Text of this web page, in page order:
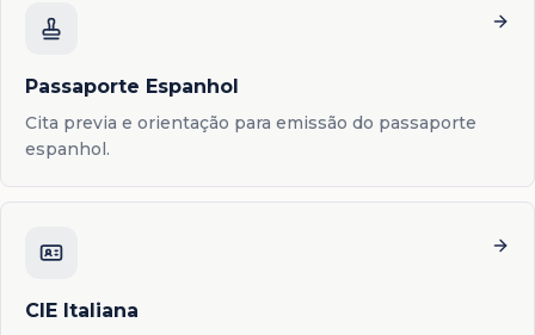
Passaporte Espanhol
Cita previa e orientação para emissão do passaporte
espanhol.
CIE Italiana